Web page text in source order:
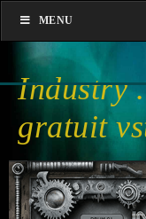
Industry
gratuit
MENU